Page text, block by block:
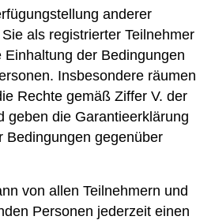
anderer
als registrierter Teilnehmer
der Bedingungen
Insbesondere räumen
Rechte gemäß Ziffer V. der
geben die Garantieerklärung
Bedingungen gegenüber
von allen Teilnehmern und
Personen jederzeit einen